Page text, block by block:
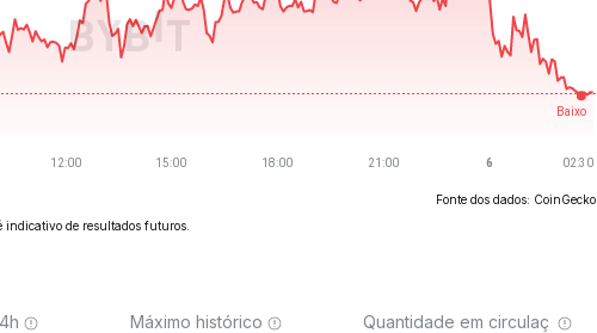
Fonte dos dados: CoinGecko
indicativo de resultados futuros.
Máximo histórico
Quantidade em circulaç